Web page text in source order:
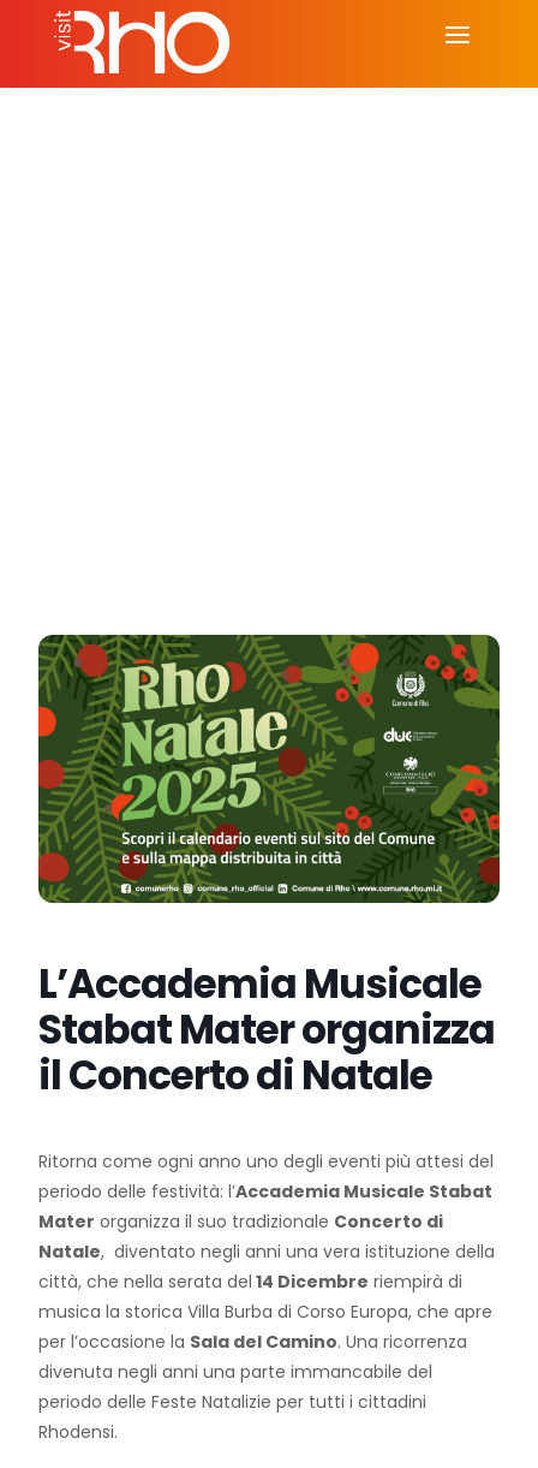
L’Accademia Musicale
Stabat Mater organizza
il Concerto di Natale
Ritorna come ogni anno uno degli eventi più attesi del
periodo delle festività: l’Accademia Musicale Stabat
Mater organizza il suo tradizionale Concerto di
Natale, diventato negli anni una vera istituzione della
città, che nella serata del 14 Dicembre riempirà di
musica la storica Villa Burba di Corso Europa, che apre
per l’occasione la Sala del Camino. Una ricorrenza
divenuta negli anni una parte immancabile del
periodo delle Feste Natalizie per tutti i cittadini
Rhodensi.